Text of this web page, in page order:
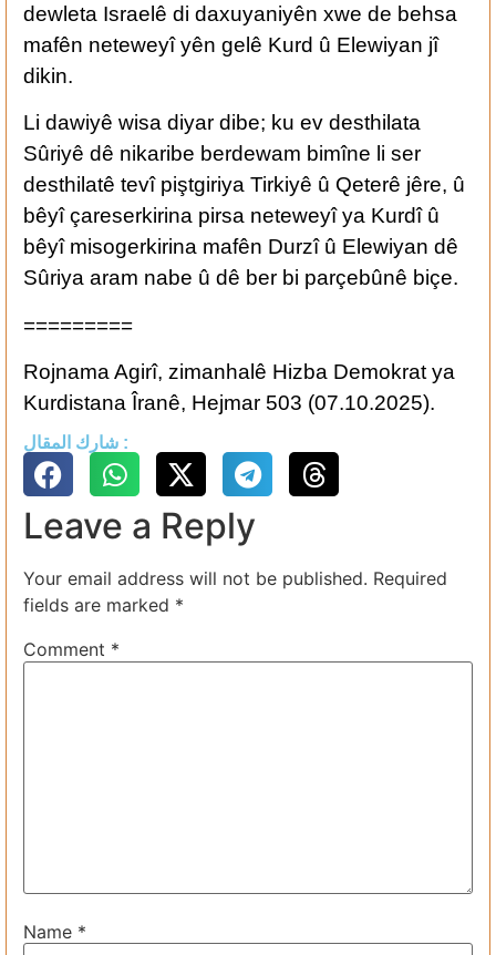
dewleta Israelê di daxuyaniyên xwe de behsa
mafên neteweyî yên gelê Kurd û Elewiyan jî
dikin.
Li dawiyê wisa diyar dibe; ku ev desthilata
Sûriyê dê nikaribe berdewam bimîne li ser
desthilatê tevî piştgiriya Tirkiyê û Qeterê jêre, û
bêyî çareserkirina pirsa neteweyî ya Kurdî û
bêyî misogerkirina mafên Durzî û Elewiyan dê
Sûriya aram nabe û dê ber bi parçebûnê biçe.
=========
Rojnama Agirî, zimanhalê Hizba Demokrat ya
Kurdistana Îranê, Hejmar 503 (07.10.2025).
شارك المقال :
Leave a Reply
Your email address will not be published. Required
fields are marked *
Comment *
Name *